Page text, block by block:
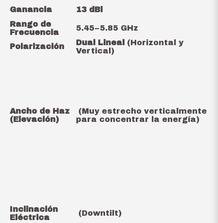
Ganancia
13 dBi
Rango de
Frecuencia
5.45−5.85 GHz
Polarización Dual Lineal
(Horizontal y
Vertical)
Ancho de Haz
(Elevación)
(Muy estrecho verticalmente
para concentrar la energía)
Inclinación
Eléctrica
(Downtilt)